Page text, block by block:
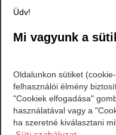
Amurgului
Üdv!
Mi vagyunk a
Oldalunkon sütiket
felhasználói élmény
"Cookiek elfogadása"
használatával vagy a
ha szeretné kiválasztani